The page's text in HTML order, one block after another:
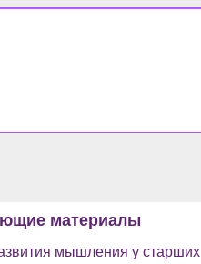
материалы
мышления у старших